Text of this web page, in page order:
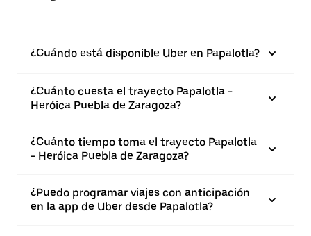
¿Cuándo está disponible Uber en Papalotla?
¿Cuánto cuesta el trayecto Papalotla -
Heróica Puebla de Zaragoza?
¿Cuánto tiempo toma el trayecto Papalotla
- Heróica Puebla de Zaragoza?
¿Puedo programar viajes con anticipación
en la app de Uber desde Papalotla?